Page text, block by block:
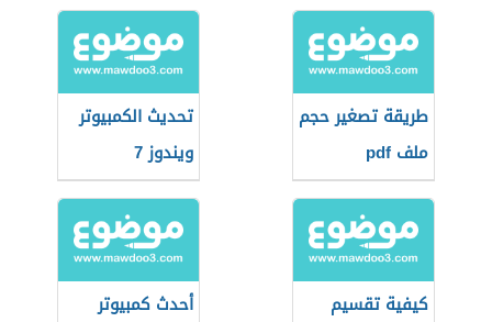
طريقة تصغير حجم
ملف pdf
تحديث الكمبيوتر
ويندوز 7
كيفية تقسيم
أحدث كمبيوتر